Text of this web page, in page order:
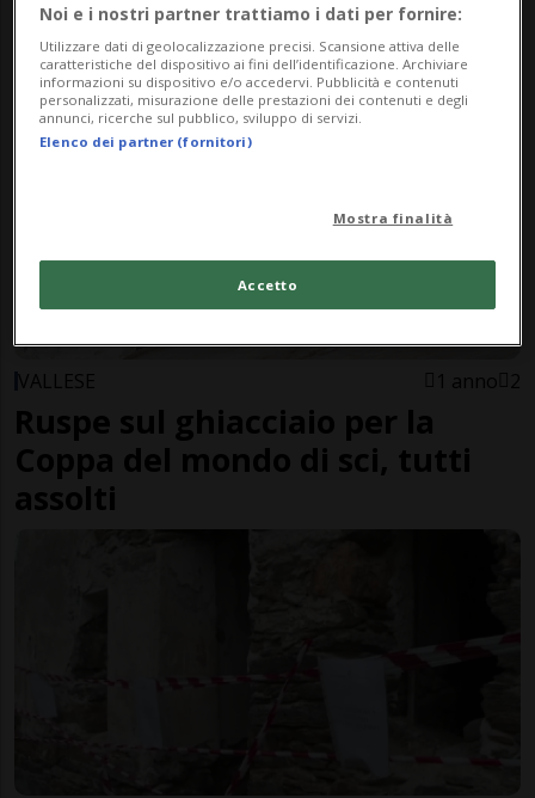
Aosta, valanga fatale per uno
scialpinista
VALLESE 1 anno 2
Ruspe sul ghiacciaio per la
Coppa del mondo di sci, tutti
assolti
Noi e i nostri partner trattiamo i dati per fornire:
Utilizzare dati di geolocalizzazione precisi. Scansione attiva delle
caratteristiche del dispositivo ai fini dell’identificazione. Archiviare
informazioni su dispositivo e/o accedervi. Pubblicità e contenuti
personalizzati, misurazione delle prestazioni dei contenuti e degli
annunci, ricerche sul pubblico, sviluppo di servizi.
Elenco dei partner (fornitori)
Mostra finalità
Accetto